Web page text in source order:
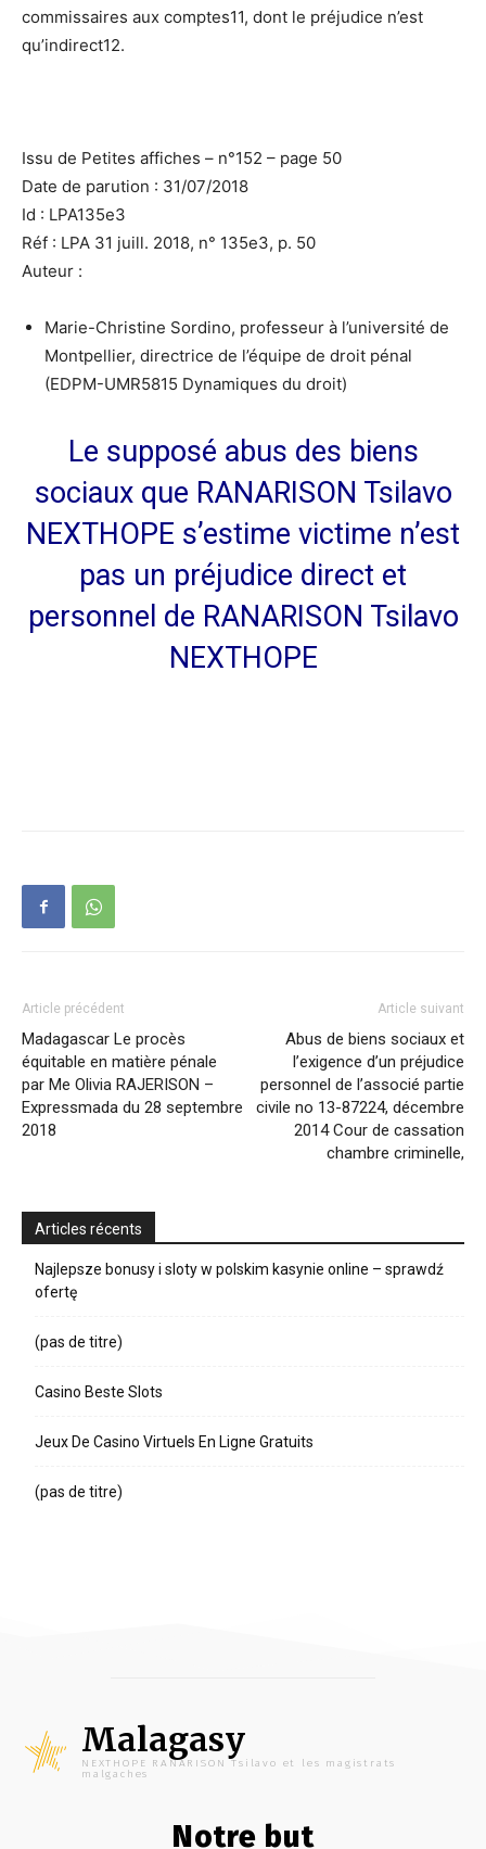
commissaires aux comptes11, dont le préjudice n’est
qu’indirect12.
Issu de Petites affiches – n°152 – page 50
Date de parution : 31/07/2018
Id : LPA135e3
Réf : LPA 31 juill. 2018, n° 135e3, p. 50
Auteur :
Marie-Christine Sordino, professeur à l’université de
Montpellier, directrice de l’équipe de droit pénal
(EDPM-UMR5815 Dynamiques du droit)
Le supposé abus des biens
sociaux que RANARISON Tsilavo
NEXTHOPE s’estime victime n’est
pas un préjudice direct et
personnel de RANARISON Tsilavo
NEXTHOPE
Article précédent
Madagascar Le procès
équitable en matière pénale
par Me Olivia RAJERISON –
Expressmada du 28 septembre
2018
Article suivant
Abus de biens sociaux et
l’exigence d’un préjudice
personnel de l’associé partie
civile no 13-87224, décembre
2014 Cour de cassation
chambre criminelle,
Articles récents
Najlepsze bonusy i sloty w polskim kasynie online – sprawdź
ofertę
(pas de titre)
Casino Beste Slots
Jeux De Casino Virtuels En Ligne Gratuits
(pas de titre)
Malagasy
NEXTHOPE RANARISON Tsilavo et les magistrats
malgaches
Notre but